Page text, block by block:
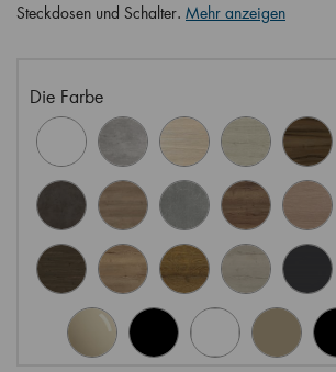
Steckdosen und Schalter. Mehr anzeigen
Die Farbe